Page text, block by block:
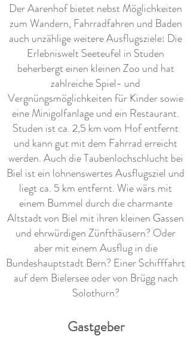
Der Aarenhof bietet nebst Möglichkeiten
zum Wandern, Fahrradfahren und Baden
auch unzählige weitere Ausflugsziele: Die
Erlebniswelt Seeteufel in Studen
beherbergt einen kleinen Zoo und hat
zahlreiche Spiel- und
Vergnüngsmöglichkeiten für Kinder sowie
eine Minigolfanlage und ein Restaurant.
Studen ist ca. 2,5 km vom Hof entfernt
und kann gut mit dem Fahrrad erreicht
werden. Auch die Taubenlochschlucht bei
Biel ist ein lohnenswertes Ausflugsziel und
liegt ca. 5 km entfernt. Wie wärs mit
einem Bummel durch die charmante
Altstadt von Biel mit ihren kleinen Gassen
und ehrwürdigen Zünfthäusern? Oder
aber mit einem Ausflug in die
Bundeshauptstadt Bern? Einer Schifffahrt
auf dem Bielersee oder von Brügg nach
Solothurn?
Gastgeber